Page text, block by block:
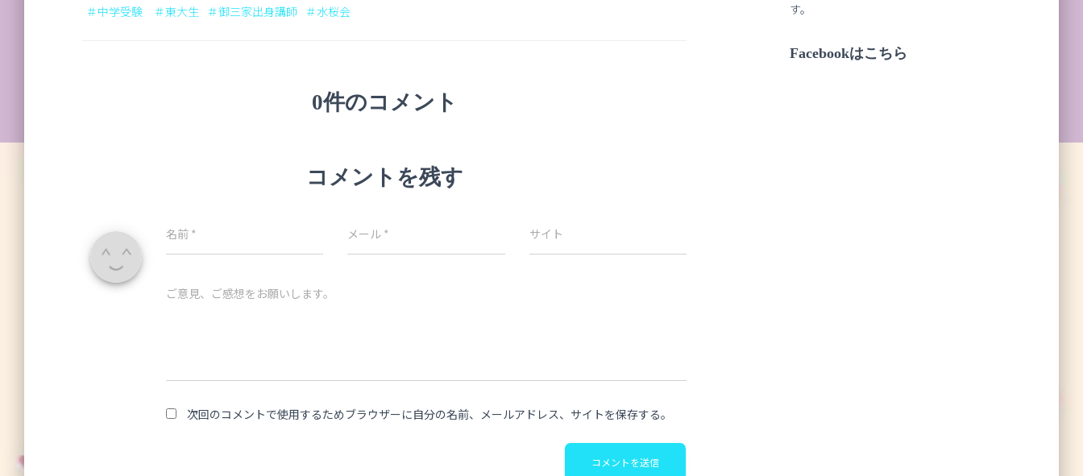
＃中学受験 ＃東大生
＃御三家出身講師 ＃水桜会
0件のコメント
コメントを残す
名前 * メール * サイト
ご意見、ご感想をお願いします。
次回のコメントで使用するためブラウザーに自分の名前、メールアドレス、サイトを保存する。
す。
Facebookはこちら